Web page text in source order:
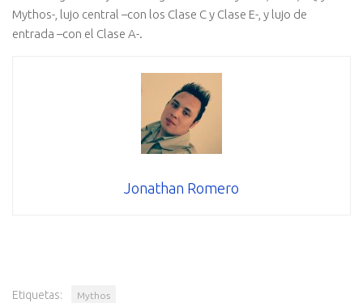
Mythos-, lujo central –con los Clase C y Clase E-, y lujo de
entrada –con el Clase A-.
Jonathan Romero
Etiquetas: Mythos